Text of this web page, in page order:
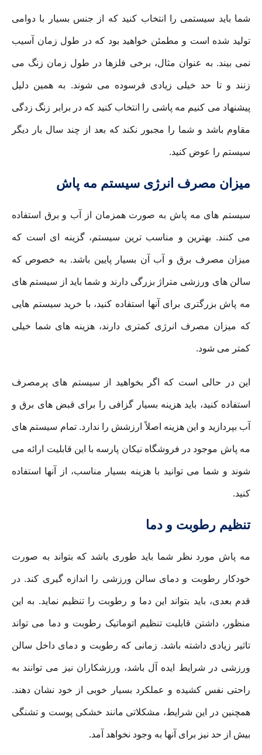
شما باید سیستمی را انتخاب کنید که از جنس بسیار با دوامی
تولید شده است و مطمئن خواهید بود که در طول زمان آسیب
نمی بیند. به عنوان مثال، برخی فلزها در طول زمان زنگ می
زنند و تا حد خیلی زیادی فرسوده می شوند. به همین دلیل
پیشنهاد می کنیم مه پاشی را انتخاب کنید که در برابر زنگ زدگی
مقاوم باشد و شما را مجبور نکند که بعد از چند سال بار دیگر
سیستم را عوض کنید.
میزان مصرف انرژی سیستم مه پاش
سیستم های مه پاش به صورت همزمان از آب و برق استفاده
می کنند. بهترین و مناسب ترین سیستم، گزینه ای است که
میزان مصرف برق و آب آن بسیار پایین باشد. به خصوص که
سالن های ورزشی متراژ بزرگی دارند و شما باید از سیستم های
مه پاش بزرگتری برای آنها استفاده کنید، با خرید سیستم هایی
که میزان مصرف انرژی کمتری دارند، هزینه های شما خیلی
کمتر می شود.
این در حالی است که اگر بخواهید از سیستم های پرمصرف
استفاده کنید، باید هزینه بسیار گزافی را برای قبض های برق و
آب بپردازید و این هزینه اصلاً ارزشش را ندارد. تمام سیستم های
مه پاش موجود در فروشگاه نیکان پارسه با این قابلیت ارائه می
شوند و شما می توانید با هزینه بسیار مناسب، از آنها استفاده
کنید.
تنظیم رطوبت و دما
مه پاش مورد نظر شما باید طوری باشد که بتواند به صورت
خودکار رطوبت و دمای سالن ورزشی را اندازه گیری کند. در
قدم بعدی، باید بتواند این دما و رطوبت را تنظیم نماید. به این
منظور، داشتن قابلیت تنظیم اتوماتیک رطوبت و دما می تواند
تاثیر زیادی داشته باشد. زمانی که رطوبت و دمای داخل سالن
ورزشی در شرایط ایده آل باشد، ورزشکاران نیز می توانند به
راحتی نفس کشیده و عملکرد بسیار خوبی از خود نشان دهند.
همچنین در این شرایط، مشکلاتی مانند خشکی پوست و تشنگی
بیش از حد نیز برای آنها به وجود نخواهد آمد.